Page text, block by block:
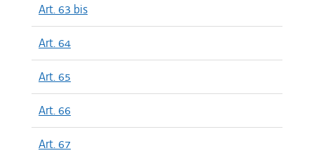
Art. 63 bis
Art. 64
Art. 65
Art. 66
Art. 67